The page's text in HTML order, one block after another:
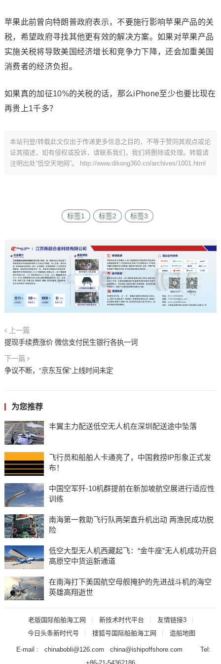
苹果此前曾向特朗普政府表示，不要施行影响苹果产品的关
税，希望政府寻找其他更有效的解决方案。如果对苹果产品
实施关税将导致美国经济增长和竞争力下降，还会加重美国
消费者的经济负担。
如果真的加征10%的关税的话，那么iPhone至少也要比现在
再贵上1千多？
本站刊登/转载此文仅出于传递更多信息之目的，不等于赞同其观点或论
证其描述，如有侵权或投诉，请联系我们，我们将删除或处理。转载请
注明出处“低空天地网”。
http://www.dikong360.cn/archives/1001.html
标签1 标签2 标签3
上一篇
提现手续费涨价 微信支付民生银行各执一词
下一篇
争议不断，“京东互保”上线时间未定
为您推荐
丰翼主力配送低空无人机在深圳配送途中坠落
飞行员和船舶人卡通亮了，中国救捞IP形象正式发
布！
中国空军歼-10机群提前在新加坡航空展进行适应性
训练
南海第一救助飞行队两架直升机出动 两渔民成功脱
险
低空大型无人机西藏起飞：“金牛座”无人机成功开启
高原空中货运新通道
在南海打下美国航空母舰掩护的先进战斗机的海空
英雄高翔逝世
老版国际船舶海工网 新技术时代平台
友情链接3
今日头条新时代号
搜狐号国际船舶海工网 造船地图
E-mail : chinabobli@126.com china@ishipoffshore.com Tel: